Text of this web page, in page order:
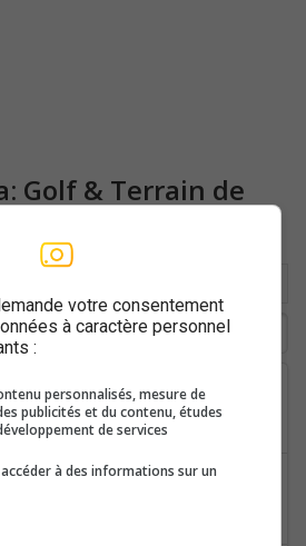
Golf & Terrain de
votre consentement
à caractère personnel
:
personnalisés, mesure de
publicités et du contenu, études
de services
à des informations sur un